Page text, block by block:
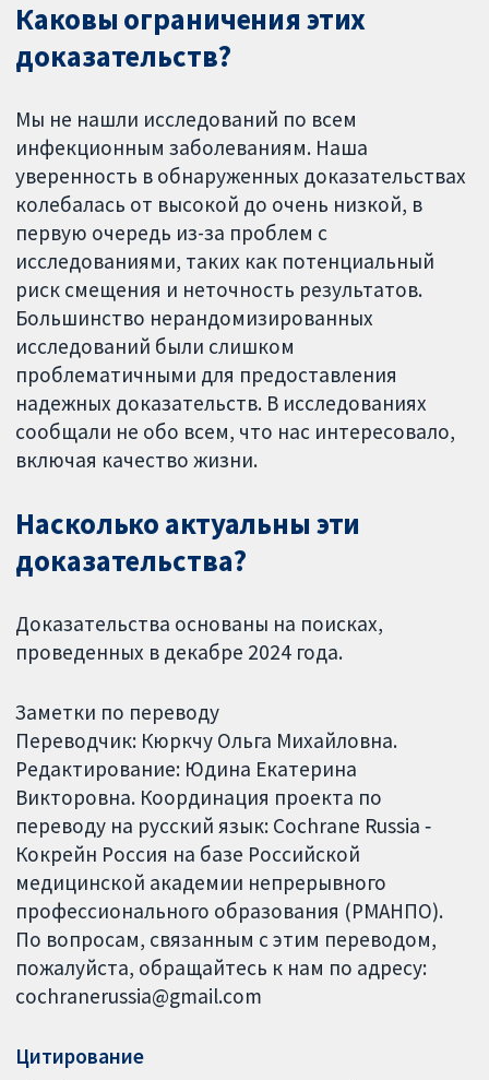
Каковы ограничения этих
доказательств?
Мы не нашли исследований по всем
инфекционным заболеваниям. Наша
уверенность в обнаруженных доказательствах
колебалась от высокой до очень низкой, в
первую очередь из-за проблем с
исследованиями, таких как потенциальный
риск смещения и неточность результатов.
Большинство нерандомизированных
исследований были слишком
проблематичными для предоставления
надежных доказательств. В исследованиях
сообщали не обо всем, что нас интересовало,
включая качество жизни.
Насколько актуальны эти
доказательства?
Доказательства основаны на поисках,
проведенных в декабре 2024 года.
Заметки по переводу
Переводчик: Кюркчу Ольга Михайловна.
Редактирование: Юдина Екатерина
Викторовна. Координация проекта по
переводу на русский язык: Cochrane Russia ‐
Кокрейн Россия на базе Российской
медицинской академии непрерывного
профессионального образования (РМАНПО).
По вопросам, связанным с этим переводом,
пожалуйста, обращайтесь к нам по адресу:
cochranerussia@gmail.com
Цитирование